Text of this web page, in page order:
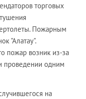
торговых
Пожарным
"Алатау".
пожар возник из-за
проведении одним
на